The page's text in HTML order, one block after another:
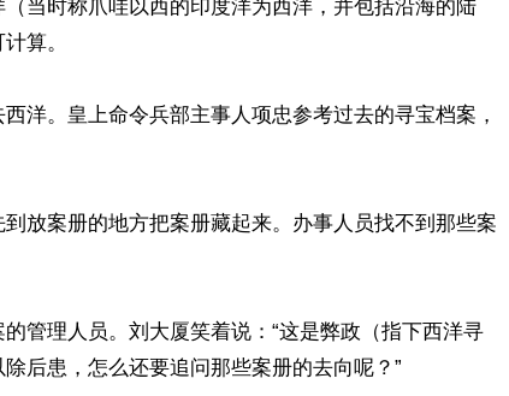
当时称爪哇以西的印度洋为西洋，并包括沿海的陆
算。
洋。皇上命令兵部主事人项忠参考过去的寻宝档案，
放案册的地方把案册藏起来。办事人员找不到那些案
管理人员。刘大厦笑着说：“这是弊政（指下西洋寻
后患，怎么还要追问那些案册的去向呢？”